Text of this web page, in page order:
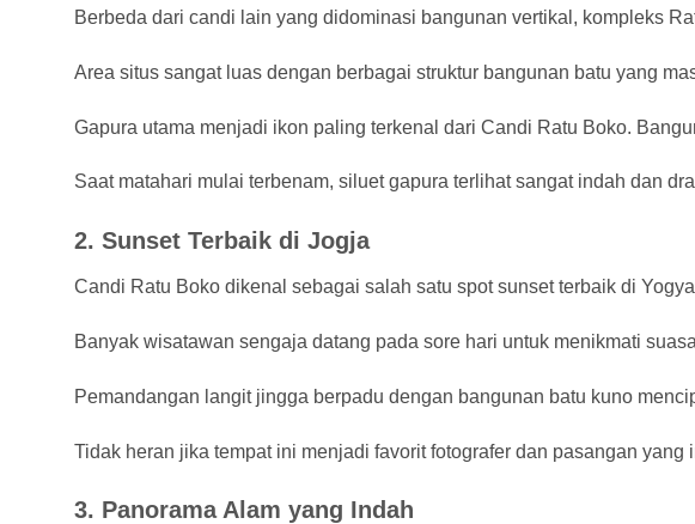
Berbeda dari candi lain yang didominasi bangunan vertikal, kompleks
Area situs sangat luas dengan berbagai struktur bangunan batu yang
Gapura utama menjadi ikon paling terkenal dari Candi Ratu Boko.
Saat matahari mulai terbenam, siluet gapura terlihat sangat indah dan
2. Sunset Terbaik di Jogja
Candi Ratu Boko dikenal sebagai salah satu spot sunset terbaik di
Banyak wisatawan sengaja datang pada sore hari untuk menikmati
Pemandangan langit jingga berpadu dengan bangunan batu kuno
Tidak heran jika tempat ini menjadi favorit fotografer dan pasangan yang
3. Panorama Alam yang Indah